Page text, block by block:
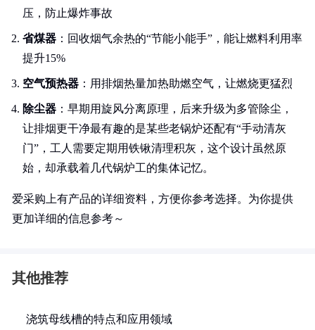
压，防止爆炸事故
省煤器 ：回收烟气余热的“节能小能手”，能让燃料利用率
提升15%
空气预热器 ：用排烟热量加热助燃空气，让燃烧更猛烈
除尘器 ：早期用旋风分离原理，后来升级为多管除尘，
让排烟更干净最有趣的是某些老锅炉还配有“手动清灰
门”，工人需要定期用铁锹清理积灰，这个设计虽然原
始，却承载着几代锅炉工的集体记忆。
爱采购上有产品的详细资料，方便你参考选择。为你提供
更加详细的信息参考～
其他推荐
浇筑母线槽的特点和应用领域